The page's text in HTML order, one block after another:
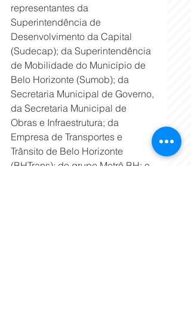
representantes da
Superintendência de
Desenvolvimento da Capital
(Sudecap); da Superintendência
de Mobilidade do Município de
Belo Horizonte (Sumob); da
Secretaria Municipal de Governo,
da Secretaria Municipal de
Obras e Infraestrutura; da
Empresa de Transportes e
Trânsito de Belo Horizonte
(BHTrans); do grupo Metrô BH; e